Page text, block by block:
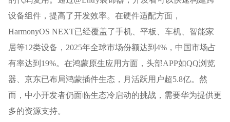
设备组件，提高了开发效率。在硬件适配方面，
HarmonyOS NEXT已经覆盖了手机、平板、车机、智能家
居等12类设备，2025年全球市场份额达到4%，中国市场占
有率达到19%。在鸿蒙原生应用方面，头部APP如QQ浏览
器、京东已布局鸿蒙插件生态，月活跃用户超5.8亿。然
而，中小开发者仍面临生态冷启动的挑战，需要华为提供更
多的资源支持。